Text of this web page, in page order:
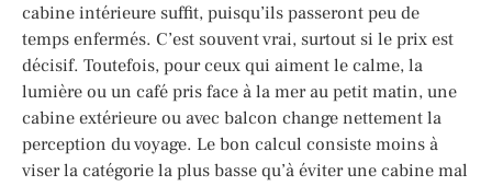
cabine intérieure suffit, puisqu’ils passeront peu de
temps enfermés. C’est souvent vrai, surtout si le prix est
décisif. Toutefois, pour ceux qui aiment le calme, la
lumière ou un café pris face à la mer au petit matin, une
cabine extérieure ou avec balcon change nettement la
perception du voyage. Le bon calcul consiste moins à
viser la catégorie la plus basse qu’à éviter une cabine mal